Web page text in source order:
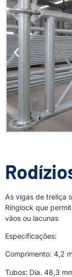
As vigas de treliça
Ringlock que
vãos ou lacunas
Especificações:
Comprimento: 4,2
Tubos: Dia. 48,3